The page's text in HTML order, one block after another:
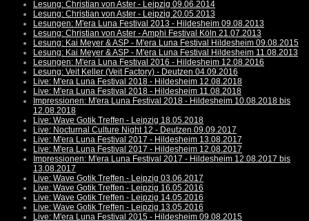
Lesung: Christian von Aster - Leipzig 09.06.2014
Lesung: Christian von Aster - Leipzig 20.05.2013
Lesungen: M'era Luna Festival 2013 - Hildesheim 09.08.2013
Lesung: Christian von Aster - Amphi Festival Köln 21.07.2013
Lesung: Kai Meyer & ASP - M'era Luna Festival Hildesheim 09.08.2015
Lesung: Kai Meyer & ASP - M'era Luna Festival Hildesheim 11.08.2013
Lesungen: M'era Luna Festival 2016 - Hildesheim 12.08.2016
Lesung: Veit Keller (Veit Factory) - Deutzen 04.09.2016
Live: M'era Luna Festival 2018 - Hildesheim 12.08.2018
Live: M'era Luna Festival 2018 - Hildesheim 11.08.2018
Impressionen: M'era Luna Festival 2018 - Hildesheim 10.08.2018 bis
12.08.2018
Live: Wave Gotik Treffen - Leipzig 18.05.2018
Live: Nocturnal Culture Night 12 - Deutzen 09.09.2017
Live: M'era Luna Festival 2017 - Hildesheim 13.08.2017
Live: M'era Luna Festival 2017 - Hildesheim 12.08.2017
Impressionen: M'era Luna Festival 2017 - Hildesheim 12.08.2017 bis
13.08.2017
Live: Wave Gotik Treffen - Leipzig 03.06.2017
Live: Wave Gotik Treffen - Leipzig 16.05.2016
Live: Wave Gotik Treffen - Leipzig 14.05.2016
Live: Wave Gotik Treffen - Leipzig 13.05.2016
Live: M'era Luna Festival 2015 - Hildesheim 09.08.2015